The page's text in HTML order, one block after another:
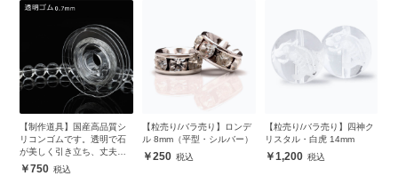
【制作道具】国産高品質シ
リコンゴムです。透明で石
が美しく引き立ち、丈夫で
安心750
【粒売り/バラ売り】ロンデ
ル 8mm（平型・シルバー）
250
【粒売り/バラ売り】四神ク
リスタル・白虎 14mm
1,200